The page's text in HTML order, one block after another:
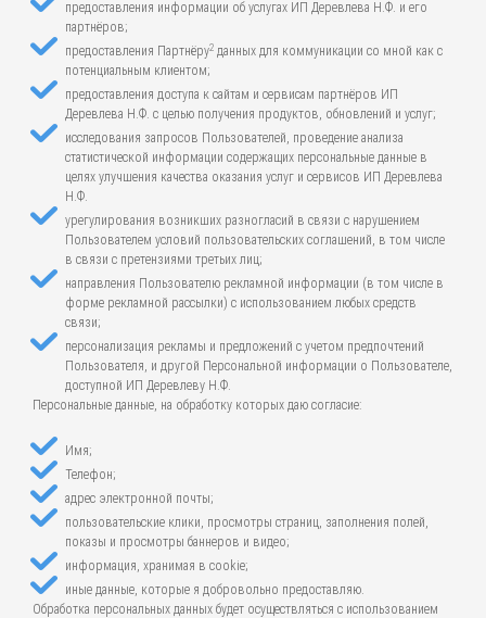
предоставления информации об услугах ИП Деревлева Н.Ф. и его
партнёров;
предоставления Партнёру2 данных для коммуникации со мной как с
потенциальным клиентом;
предоставления доступа к сайтам и сервисам партнёров ИП
Деревлева Н.Ф. с целью получения продуктов, обновлений и услуг;
исследования запросов Пользователей, проведение анализа
статистической информации содержащих персональные данные в
целях улучшения качества оказания услуг и сервисов ИП Деревлева
Н.Ф.
урегулирования возникших разногласий в связи с нарушением
Пользователем условий пользовательских соглашений, в том числе
в связи с претензиями третьих лиц;
направления Пользователю рекламной информации (в том числе в
форме рекламной рассылки) с использованием любых средств
связи;
персонализация рекламы и предложений с учетом предпочтений
Пользователя, и другой Персональной информации о Пользователе,
доступной ИП Деревлеву Н.Ф.
Персональные данные, на обработку которых даю согласие:
Имя;
Телефон;
адрес электронной почты;
пользовательские клики, просмотры страниц, заполнения полей,
показы и просмотры баннеров и видео;
информация, хранимая в cookie;
иные данные, которые я добровольно предоставляю.
Обработка персональных данных будет осуществляться с использованием